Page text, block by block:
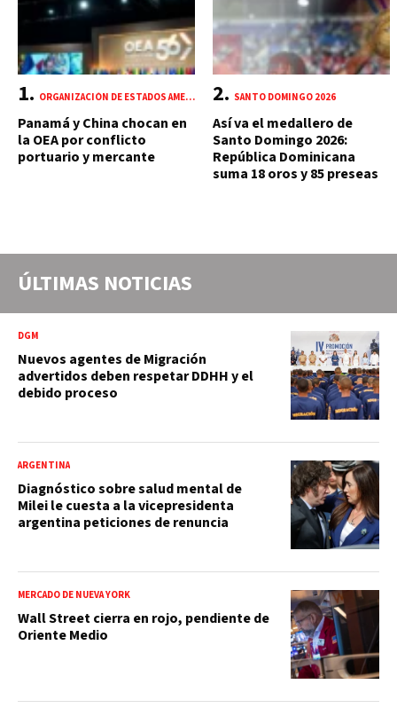
ORGANIZACIÓN DE ESTADOS AMERICANOS (OEA)
Panamá y China chocan en
la OEA por conflicto
portuario y mercante
SANTO DOMINGO 2026
Así va el medallero de
Santo Domingo 2026:
República Dominicana
suma 18 oros y 85 preseas
ÚLTIMAS NOTICIAS
DGM
Nuevos agentes de Migración
advertidos deben respetar DDHH y el
debido proceso
ARGENTINA
Diagnóstico sobre salud mental de
Milei le cuesta a la vicepresidenta
argentina peticiones de renuncia
MERCADO DE NUEVA YORK
Wall Street cierra en rojo, pendiente de
Oriente Medio